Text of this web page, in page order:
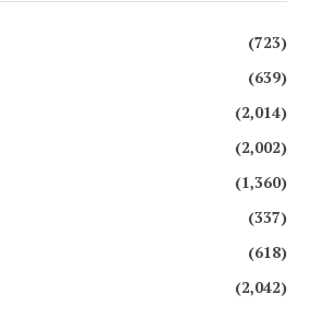
(723)
(639)
(2,014)
(2,002)
(1,360)
(337)
(618)
(2,042)